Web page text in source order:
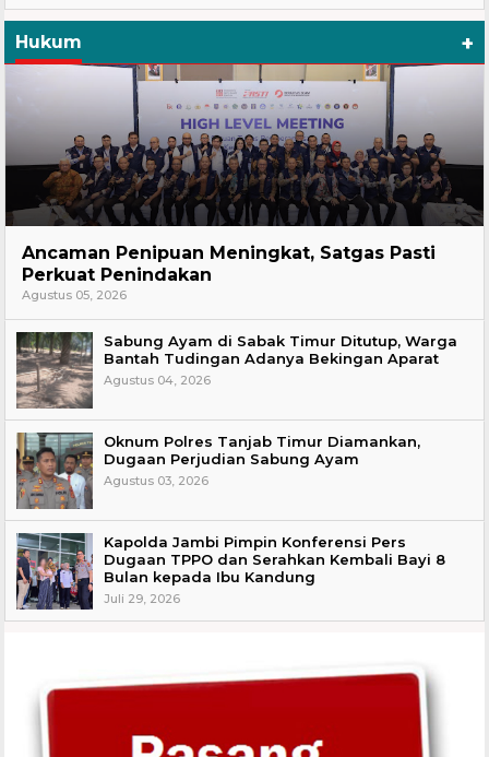
Hukum +
Ancaman Penipuan Meningkat, Satgas Pasti
Perkuat Penindakan
Agustus 05, 2026
Sabung Ayam di Sabak Timur Ditutup, Warga
Bantah Tudingan Adanya Bekingan Aparat
Agustus 04, 2026
Oknum Polres Tanjab Timur Diamankan,
Dugaan Perjudian Sabung Ayam
Agustus 03, 2026
Kapolda Jambi Pimpin Konferensi Pers
Dugaan TPPO dan Serahkan Kembali Bayi 8
Bulan kepada Ibu Kandung
Juli 29, 2026